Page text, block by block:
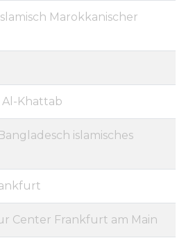
Marokkanischer
Al-Khattab
islamisches
Center Frankfurt am Main